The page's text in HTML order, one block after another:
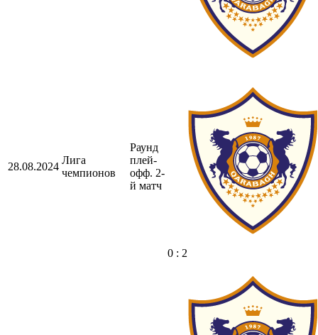
28.08.2024
Лига
чемпионов
Раунд
плей-
офф. 2-
й матч
0 : 2